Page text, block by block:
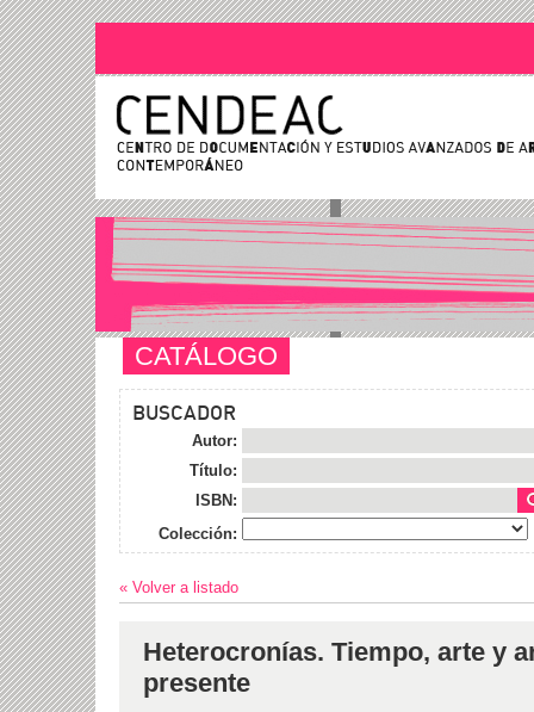
CATÁLOGO
BUSCADOR
Autor:
Título:
ISBN:
Colección:
« Volver a listado
Heterocronías. Tiempo, arte y
presente